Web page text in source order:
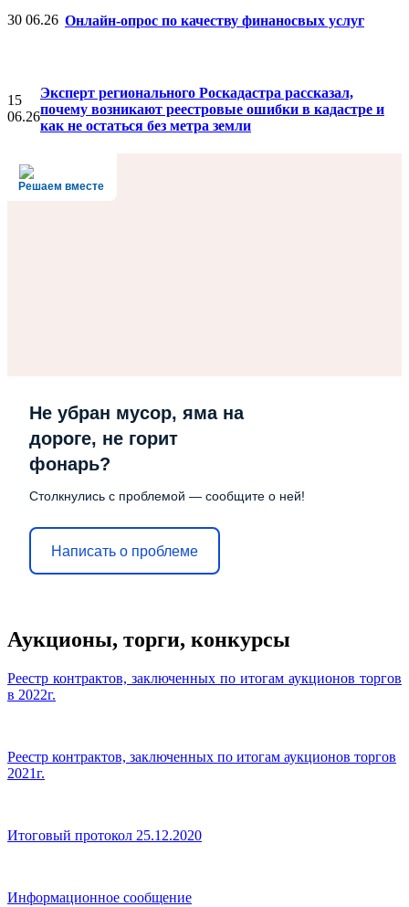
30 06.26 Онлайн-опрос по качеству финаносвых услуг
15
06.26
Эксперт регионального Роскадастра рассказал,
почему возникают реестровые ошибки в кадастре и
как не остаться без метра земли
Решаем вместе
Не убран мусор, яма на
дороге, не горит
фонарь?
Столкнулись с проблемой — сообщите о ней!
Написать о проблеме
Аукционы, торги, конкурсы
Реестр контрактов, заключенных по итогам аукционов торгов
в 2022г.
Реестр контрактов, заключенных по итогам аукционов торгов
2021г.
Итоговый протокол 25.12.2020
Информационное сообщение